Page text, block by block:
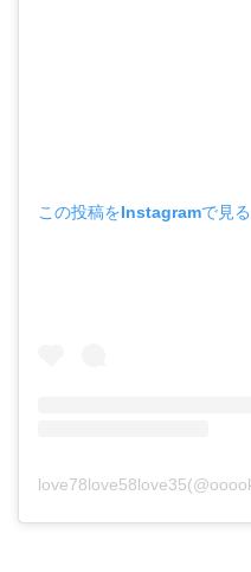
この投稿をInstagramで見る